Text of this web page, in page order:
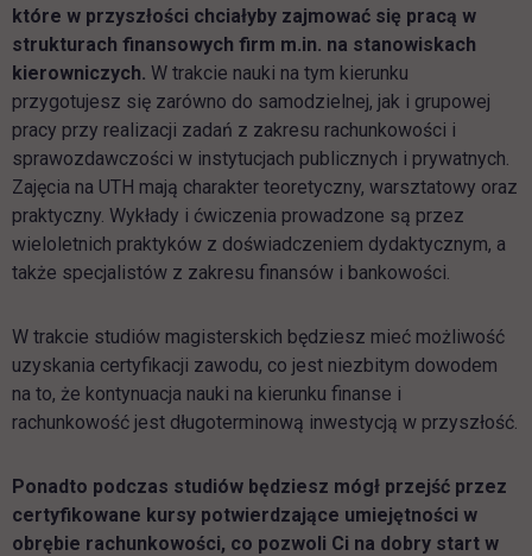
które w przyszłości chciałyby zajmować się pracą w
strukturach finansowych firm m.in. na stanowiskach
kierowniczych. W trakcie nauki na tym kierunku
przygotujesz się zarówno do samodzielnej, jak i grupowej
pracy przy realizacji zadań z zakresu rachunkowości i
sprawozdawczości w instytucjach publicznych i prywatnych.
Zajęcia na UTH mają charakter teoretyczny, warsztatowy oraz
praktyczny. Wykłady i ćwiczenia prowadzone są przez
wieloletnich praktyków z doświadczeniem dydaktycznym, a
także specjalistów z zakresu finansów i bankowości.
W trakcie studiów magisterskich będziesz mieć możliwość
uzyskania certyfikacji zawodu, co jest niezbitym dowodem
na to, że kontynuacja nauki na kierunku finanse i
rachunkowość jest długoterminową inwestycją w przyszłość.
Ponadto podczas studiów będziesz mógł przejść przez
certyfikowane kursy potwierdzające umiejętności w
obrębie rachunkowości, co pozwoli Ci na dobry start w